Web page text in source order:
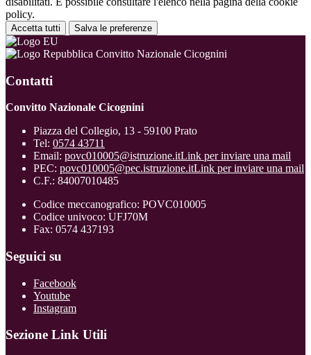
policy.
Accetta tutti Salva le preferenze
Convitto Nazionale Cicognini
Contatti
Convitto Nazionale Cicognini
Piazza del Collegio, 13 - 59100 Prato
Tel: 0574 43711
Email: povc010005@istruzione.itLink per inviare una mail
PEC: povc010005@pec.istruzione.itLink per inviare una mail
C.F.: 84007010485
Codice meccanografico: POVC010005
Codice univoco: UFJ70M
Fax: 0574 437193
Seguici su
Facebook
Youtube
Instagram
Sezione Link Utili